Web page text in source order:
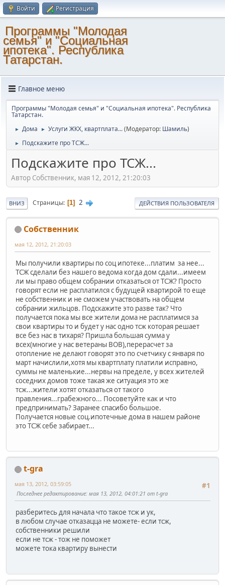
Войти Регистрация
Программы "Молодая
семья" и "Социальная
ипотека". Республика
Татарстан.
Главное меню
Программы "Молодая семья" и "Социальная ипотека". Республика
Татарстан.
► Дома ► Услуги ЖКХ, квартплата...(Модератор: Шамиль)
► Подскажите про ТСЖ...
Подскажите про ТСЖ...
Автор Собственник, мая 12, 2012, 21:20:03
ВНИЗ Страницы 1 2 ДЕЙСТВИЯ ПОЛЬЗОВАТЕЛЯ
Собственник
мая 12, 2012, 21:20:03
Мы получили квартиры по соц ипотеке...платим за нее...
ТСЖ сделали без нашего ведома когда дом сдали...имеем
ли мы право общем собрании отказаться от ТСЖ? Просто
говорят если не расплатился с будущей квартирой то еще
не собственник и не сможем участвовать на общем
собрании жильцов. Подскажите это разве так? Что
получается пока мы все жители дома не расплатимся за
свои квартиры то и будет у нас одно тсж которая решает
все без нас в тихаря? Пришла большая сумма у
всех(многие у нас ветераны ВОВ),перерасчет за
отопление не делают говорят это по счетчику с января по
март начислили,хотя мы квартплату платили исправно,
суммы не маленькие...нервы на пределе, у всех жителей
соседних домов тоже такая же ситуация это же
тсж...жители хотят отказаться от такого
правления...грабежного... Посоветуйте как и что
предпринимать? Заранее спасибо большое.
Получается новые соц.ипотечные дома в нашем районе
это ТСЖ себе забирает...
t-gra
#1
мая 13, 2012, 03:59:05
Последнее редактирование: мая 13, 2012, 04:01:21 от t-gra
разберитесь для начала что такое тсж и ук,
в любом случае отказацца не можете- если тсж,
собственники решили
если не тсж - тож не поможет
можете тока квартиру вынести